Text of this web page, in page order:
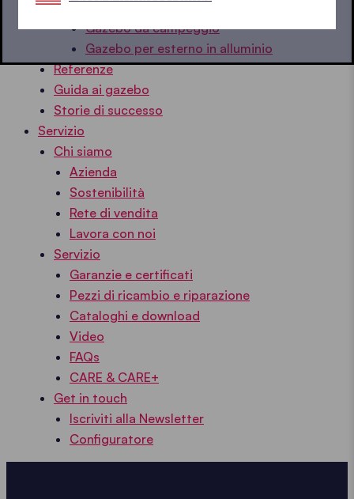
Gazebo da campeggio
Gazebo per esterno in alluminio
Referenze
Guida ai gazebo
Storie di successo
Servizio
Chi siamo
Azienda
Sostenibilità
Rete di vendita
Lavora con noi
Servizio
Garanzie e certificati
Pezzi di ricambio e riparazione
Cataloghi e download
Video
FAQs
CARE & CARE+
Get in touch
Iscriviti alla Newsletter
Configuratore